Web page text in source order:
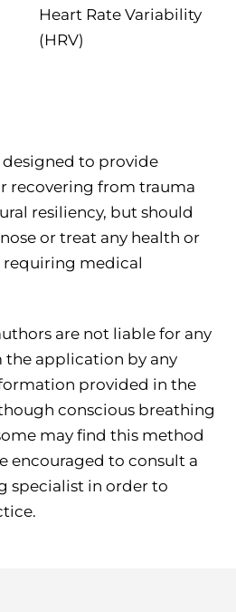
Heart Rate Variability
(HRV)
designed to provide
recovering fromtrauma
resiliency, but should
or treat any health or
requiring medical
are not liable for any
the application by any
provided in the
conscious breathing
may find this method
encouraged to consult a
specialist in order to